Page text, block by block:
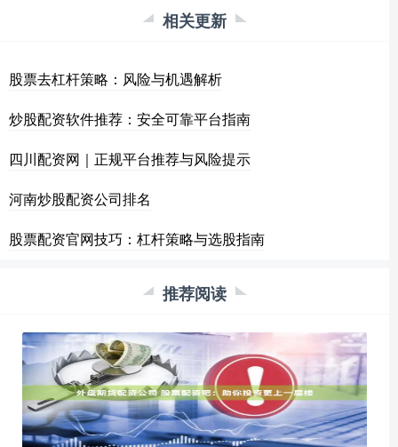
相关更新
股票去杠杆策略：风险与机遇解析
炒股配资软件推荐：安全可靠平台指南
四川配资网｜正规平台推荐与风险提示
河南炒股配资公司排名
股票配资官网技巧：杠杆策略与选股指南
推荐阅读